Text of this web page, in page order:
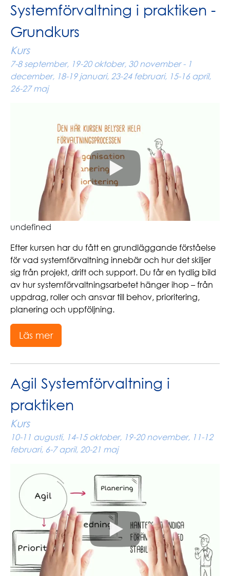
Systemförvaltning i praktiken -
Grundkurs
Kurs
7-8 september, 19-20 oktober, 30 november - 1
december, 18-19 januari, 23-24 februari, 15-16 april,
26-27 maj
undefined
Efter kursen har du fått en grundläggande förståelse
för vad systemförvaltning innebär och hur det skiljer
sig från projekt, drift och support. Du får en tydlig bild
av hur systemförvaltningsarbetet hänger ihop – från
uppdrag, roller och ansvar till behov, prioritering,
planering och uppföljning.
Läs mer
Agil Systemförvaltning i
praktiken
Kurs
10-11 augusti, 14-15 oktober, 19-20 november, 11-12
februari, 6-7 april, 20-21 maj